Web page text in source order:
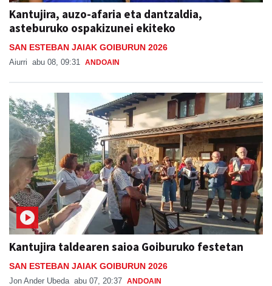
Kantujira, auzo-afaria eta dantzaldia,
asteburuko ospakizunei ekiteko
SAN ESTEBAN JAIAK GOIBURUN 2026
Aiurri abu 08, 09:31 ANDOAIN
Kantujira taldearen saioa Goiburuko festetan
SAN ESTEBAN JAIAK GOIBURUN 2026
Jon Ander Ubeda abu 07, 20:37 ANDOAIN